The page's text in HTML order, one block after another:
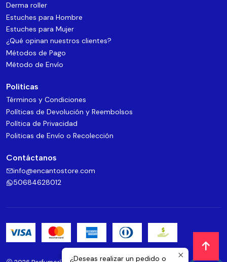
Derma roller
Estuches para Hombre
Estuches para Mujer
¿Qué opinan nuestros clientes?
Métodos de Pago
Método de Envío
Politicas
Términos y Condiciones
Políticas de Devolución y Reembolsos
Política de Privacidad
Politicas de Envío o Recolección
Contáctanos
info@encantostore.com
50684628012
¿Deseas realizar un pedido o